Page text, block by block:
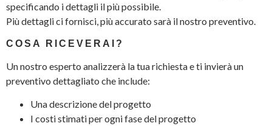
specificando i dettagli il più possibile.
Più dettagli ci fornisci, più accurato sarà il nostro preventivo.
COSA RICEVERAI?
Un nostro esperto analizzerà la tua richiesta e ti invierà un
preventivo dettagliato che include:
Una descrizione del progetto
I costi stimati per ogni fase del progetto